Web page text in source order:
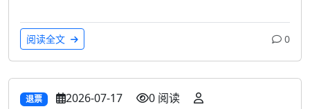
阅读全文 0
退票 2026-07-17 0 阅读